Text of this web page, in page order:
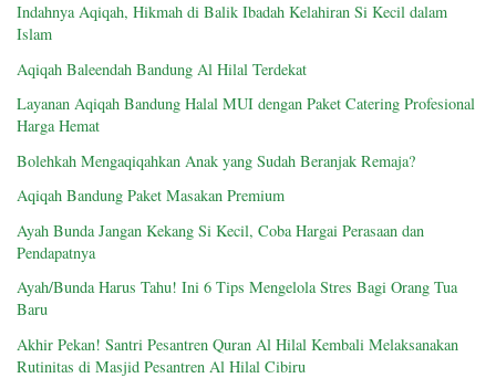
Indahnya Aqiqah, Hikmah di Balik Ibadah Kelahiran Si Kecil dalam
Islam
Aqiqah Baleendah Bandung Al Hilal Terdekat
Layanan Aqiqah Bandung Halal MUI dengan Paket Catering Profesional
Harga Hemat
Bolehkah Mengaqiqahkan Anak yang Sudah Beranjak Remaja?
Aqiqah Bandung Paket Masakan Premium
Ayah Bunda Jangan Kekang Si Kecil, Coba Hargai Perasaan dan
Pendapatnya
Ayah/Bunda Harus Tahu! Ini 6 Tips Mengelola Stres Bagi Orang Tua
Baru
Akhir Pekan! Santri Pesantren Quran Al Hilal Kembali Melaksanakan
Rutinitas di Masjid Pesantren Al Hilal Cibiru